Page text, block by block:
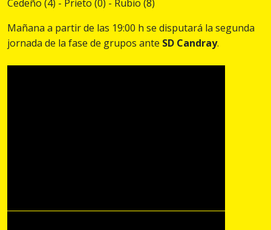
Cedeño (4) - Prieto (0) - Rubio (8)
Mañana a partir de las 19:00 h se disputará la segunda
jornada de la fase de grupos ante SD Candray.